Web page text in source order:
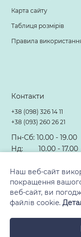
Карта сайту
Таблиця розмірів
Правила
Контакти
+38 (098) 326 14 11
+38 (093) 260 26 21
Пн-Сб: 10.00 - 19.00
Нд: 10.00 - 17.00
Наш веб-сайт
покращення
веб-сайт, ви
файлів cookie.